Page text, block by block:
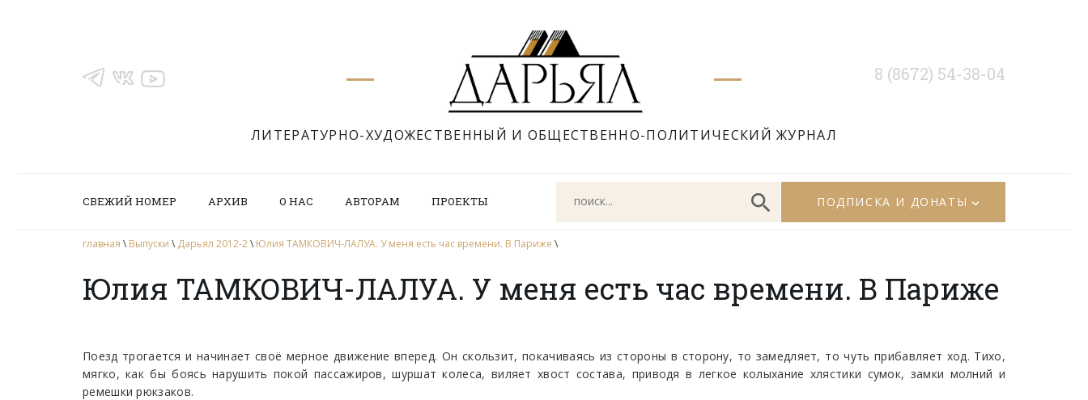
ЛИТЕРАТУРНО-ХУДОЖЕСТВЕННЫЙ И ОБЩЕСТВЕННО-ПОЛИТИЧЕСКИЙ ЖУРНАЛ
8 (8672) 54-38-04
СВЕЖИЙ НОМЕР АРХИВ О НАС АВТОРАМ ПРОЕКТЫ ПОДПИСКА И ДОНАТЫ
главная \ Выпуски \ Дарьял 2012-2\ Юлия ТАМКОВИЧ-ЛАЛУА. У меня есть час времени. В Париже \
Юлия ТАМКОВИЧ-ЛАЛУА. У меня есть час времени. В Париже
Поезд трогается и начинает cвоё мерное движение вперед. Он скользит, покачиваясь из стороны в сторону, то замедляет, то чуть прибавляет ход. Тихо,
мягко, как бы боясь нарушить покой пассажиров, шуршат колеса, виляет хвост состава, приводя в легкое колыхание хлястики сумок, замки молний и
ремешки рюкзаков.